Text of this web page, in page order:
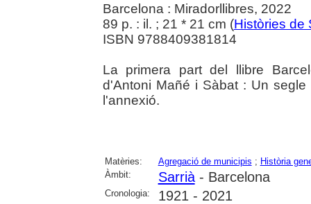
Barcelona : Miradorllibres, 2022
89 p. : il. ; 21 * 21 cm (Històries de
ISBN 9788409381814
La primera part del llibre
d'Antoni Mañé i Sàbat : Un
l'annexió.
Matèries: Agregació de municipis ; Història
Àmbit:
Sarrià- Barcelona
Cronologia: 1921 - 2021